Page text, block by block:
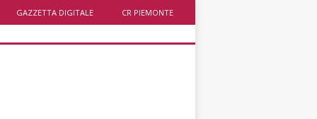
GAZZETTA DIGITALE CR PIEMONTE